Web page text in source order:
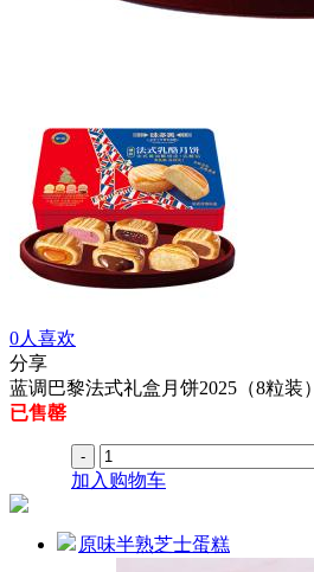
0人喜欢
分享
蓝调巴黎法式礼盒月饼2025（8粒装）
已售罄
加入购物车
原味半熟芝士蛋糕